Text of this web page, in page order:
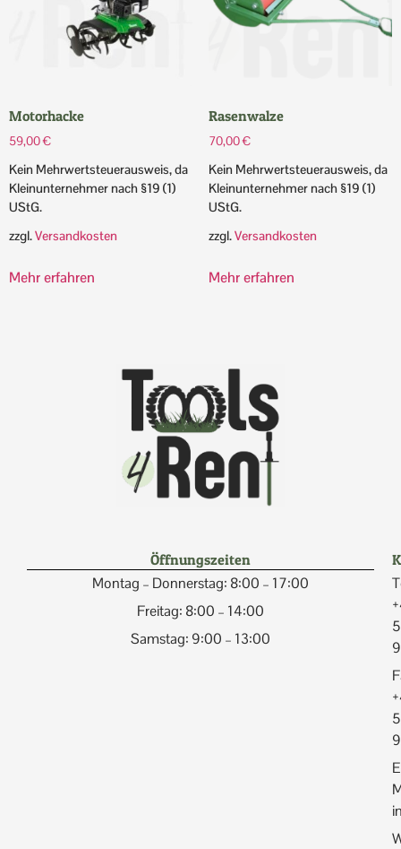
Motorhacke
59,00€
Kein Mehrwertsteuerausweis, da
Kleinunternehmer nach §19 (1)
UStG.
zzgl.Versandkosten
Mehr erfahren
Rasenwalze
70,00€
Kein Mehrwertsteuerausweis, da
Kleinunternehmer nach §19 (1)
UStG.
zzgl.Versandkosten
Mehr erfahren
Öffnungszeiten
Montag – Donnerstag: 8:00 – 17:00
Freitag: 8:00 – 14:00
Samstag: 9:00 – 13:00